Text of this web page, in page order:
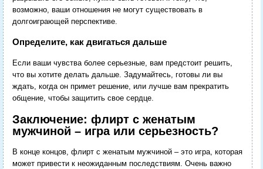
возможно, ваши отношения не могут существовать в
долгоиграющей перспективе.
Определите, как двигаться дальше
Если ваши чувства более серьезные, вам предстоит решить,
что вы хотите делать дальше. Задумайтесь, готовы ли вы
ждать, когда он примет решение, или лучше вам прекратить
общение, чтобы защитить свое сердце.
Заключение: флирт с женатым
мужчиной – игра или серьезность?
В конце концов, флирт с женатым мужчиной – это игра, которая
может привести к неожиданным последствиям. Очень важно